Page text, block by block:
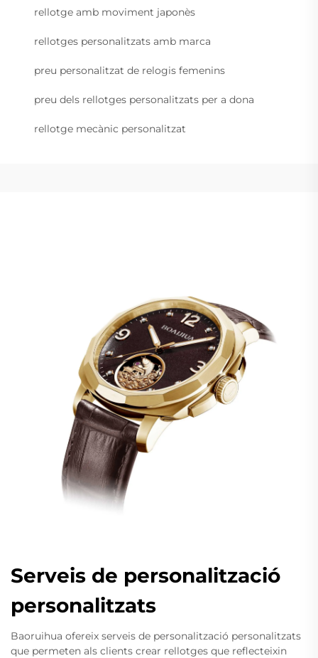
rellotge amb moviment japonès
rellotges personalitzats amb marca
preu personalitzat de relogis femenins
preu dels rellotges personalitzats per a dona
rellotge mecànic personalitzat
Serveis de personalització
personalitzats
Baoruihua ofereix serveis de personalització personalitzats
que permeten als clients crear rellotges que reflecteixin